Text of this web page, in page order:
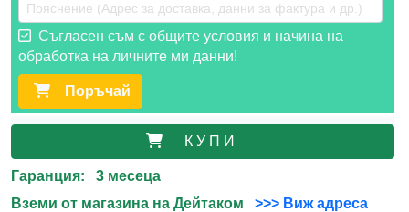
Съгласен съм с общите условия и начина на
обработка на личните ми данни!
Поръчай
К У П И
Гаранция: 3 месеца
Вземи от магазина на Дейтаком
>>> Виж адреса